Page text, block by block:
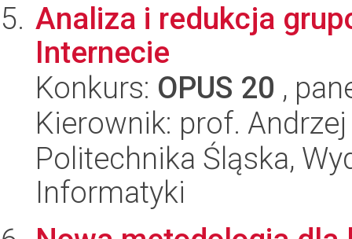
Analiza i redukcja
Internecie
Konkurs: OPUS 20 ,
Kierownik: prof.
Politechnika Śląska,
Informatyki